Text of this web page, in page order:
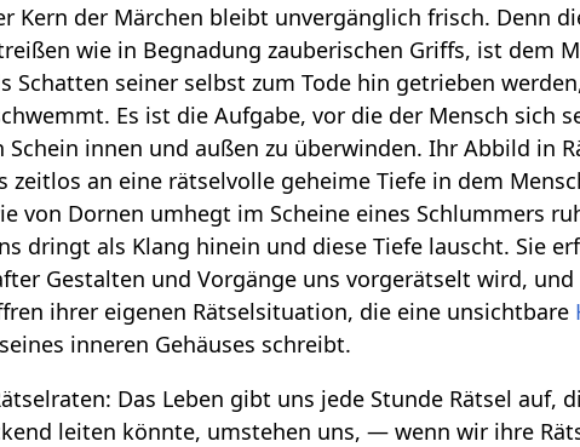
Kern der Märchen bleibt unvergänglich frisch. Denn
wie in Begnadung zauberischen Griffs, ist dem
Schatten seiner selbst zum Tode hin getrieben
Es ist die Aufgabe, vor die der Mensch sich
Schein innen und außen zu überwinden. Ihr Abbild in
zeitlos an eine rätselvolle geheime Tiefe in dem
von Dornen umhegt im Scheine eines Schlummers
dringt als Klang hinein und diese Tiefe lauscht. Sie
Gestalten und Vorgänge uns vorgerätselt wird,
ihrer eigenen Rätselsituation, die eine unsichtbare
inneren Gehäuses schreibt.
Das Leben gibt uns jede Stunde Rätsel auf,
leiten könnte, umstehen uns, — wenn wir ihre